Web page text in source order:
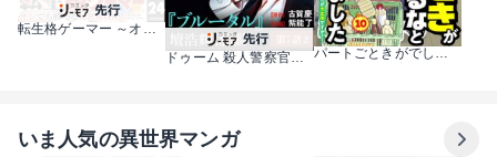
転生格ゲーマー ～オジでも勝てる異世界攻略～ 分冊版
ドゥーム 殺人警察官の断罪録 分冊版
パートごときがでしゃばるなとクビにされました～このスーパー、私達で回してましたが大丈夫ですか？～【単話】
いま人気の異世界マンガ